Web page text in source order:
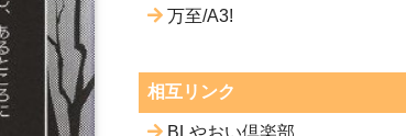
万至/A3!
相互リンク